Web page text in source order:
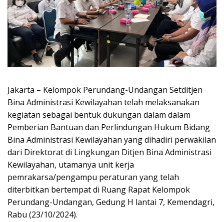
Jakarta – Kelompok Perundang-Undangan Setditjen
Bina Administrasi Kewilayahan telah melaksanakan
kegiatan sebagai bentuk dukungan dalam dalam
Pemberian Bantuan dan Perlindungan Hukum Bidang
Bina Administrasi Kewilayahan yang dihadiri perwakilan
dari Direktorat di Lingkungan Ditjen Bina Administrasi
Kewilayahan, utamanya unit kerja
pemrakarsa/pengampu peraturan yang telah
diterbitkan bertempat di Ruang Rapat Kelompok
Perundang-Undangan, Gedung H lantai 7, Kemendagri,
Rabu (23/10/2024).